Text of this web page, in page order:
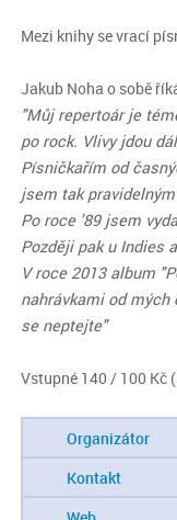
Mezi knihy se vrací
Jakub Noha o sobě
"Můj repertoár je
po rock. Vlivy jdou
Písničkařím od
jsem tak
Po roce '89 jsem
Později pak u Indies
V roce 2013 album
nahrávkami od mých
se neptejte"
Vstupné 140 / 100 Kč
Organizátor
Kontakt